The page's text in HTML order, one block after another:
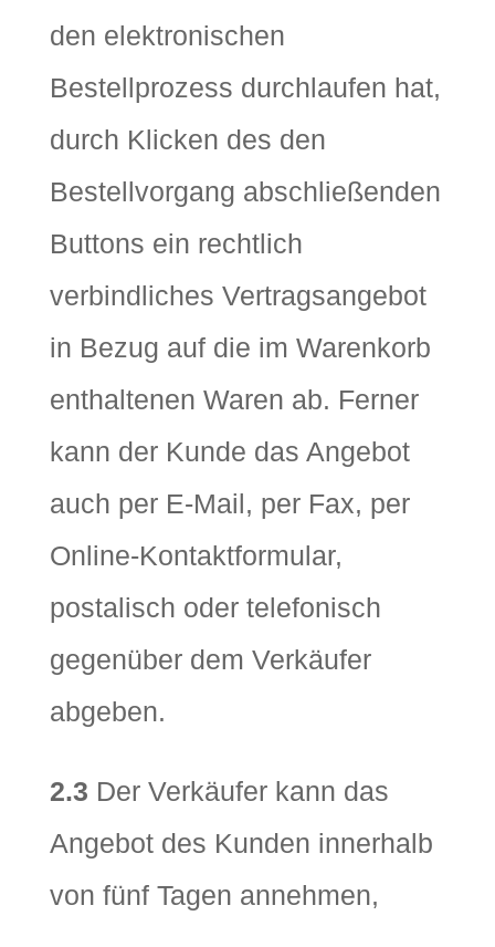
den elektronischen
Bestellprozess durchlaufen hat,
durch Klicken des den
Bestellvorgang abschließenden
Buttons ein rechtlich
verbindliches Vertragsangebot
in Bezug auf die im Warenkorb
enthaltenen Waren ab. Ferner
kann der Kunde das Angebot
auch per E-Mail, per Fax, per
Online-Kontaktformular,
postalisch oder telefonisch
gegenüber dem Verkäufer
abgeben.
2.3 Der Verkäufer kann das
Angebot des Kunden innerhalb
von fünf Tagen annehmen,